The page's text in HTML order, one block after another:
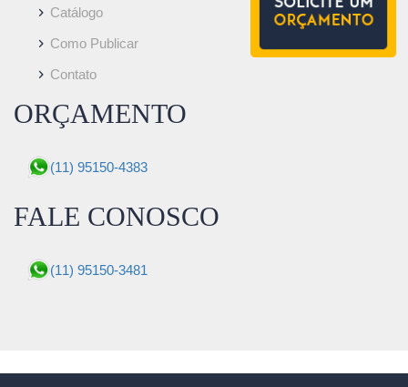
Catálogo
Como Publicar
Contato
ORÇAMENTO
(11) 95150-4383
FALE CONOSCO
(11) 95150-3481